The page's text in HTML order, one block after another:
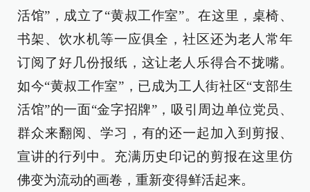
活馆”，成立了“黄叔工作室”。在这里，桌椅、
书架、饮水机等一应俱全，社区还为老人常年
订阅了好几份报纸，这让老人乐得合不拢嘴。
如今“黄叔工作室”，已成为工人街社区“支部生
活馆”的一面“金字招牌”，吸引周边单位党员、
群众来翻阅、学习，有的还一起加入到剪报、
宣讲的行列中。充满历史印记的剪报在这里仿
佛变为流动的画卷，重新变得鲜活起来。